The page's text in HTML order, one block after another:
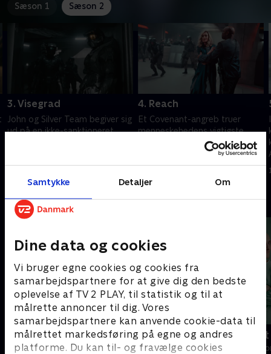
Samtykke Detaljer Om
Dine data og cookies
Vi bruger egne cookies og cookies fra
samarbejdspartnere for at give dig den bedste
oplevelse af TV 2 PLAY, til statistik og til at
målrette annoncer til dig. Vores
samarbejdspartnere kan anvende cookie-data til
målrettet markedsføring på egne og andres
platforme. Du kan til- og fravælge cookies
Sæson 1 Sæson 2
3. Visegrad
John og Silver Team begiver sig
ud på en ikke-sanktioneret
Cortana om et potentielt
4. Reach
Et Covenant-angreb truer
menneskehedens vigtigste
fæstning. John, Perez og Silver
Team kæmper mod en
overvældende fjende.
Andre så også
Happy fucking Pride
Drama • 1 sæsoner
Fake Patient
Drama • 1